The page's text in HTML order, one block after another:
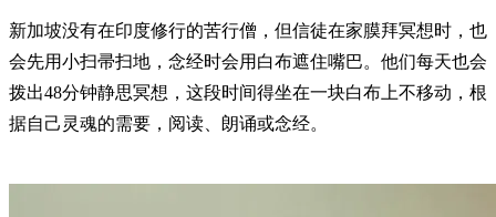
新加坡没有在印度修行的苦行僧，但信徒在家膜拜冥想时，也
会先用小扫帚扫地，念经时会用白布遮住嘴巴。他们每天也会
拨出48分钟静思冥想，这段时间得坐在一块白布上不移动，根
据自己灵魂的需要，阅读、朗诵或念经。